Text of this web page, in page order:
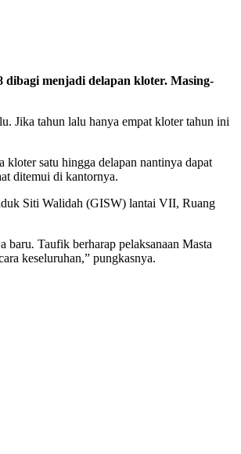
dibagi menjadi delapan kloter. Masing-
Jika tahun lalu hanya empat kloter tahun ini
satu hingga delapan nantinya dapat
ditemui di kantornya.
Siti Walidah (GISW) lantai VII, Ruang
baru. Taufik berharap pelaksanaan Masta
keseluruhan,” pungkasnya.